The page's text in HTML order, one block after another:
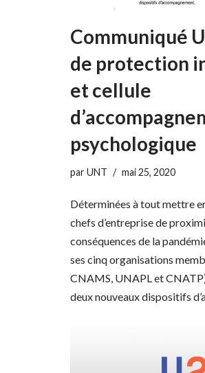
Communiqué
de protection
et cellule
psychologique
parUNT mai 25, 2020
Déterminées à tout mettre
chefs d’entreprise de
conséquences de la
ses cinq organisations
CNAMS, UNAPL et
deux nouveaux dispositifs